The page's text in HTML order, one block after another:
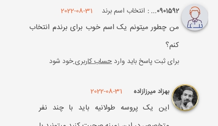
0901592... : انتخاب اسم برند 2022-08-31
من چطور میتونم یک اسم خوب برای برندم انتخاب
کنم؟
برای ثبت پاسخ باید وارد حساب کاربریخود شود
بهزاد میرزازاده 2022-08-31
این یک پروسه طولانیه باید با چند نفر